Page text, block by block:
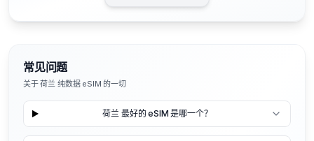
常见问题
关于 荷兰 纯数据 eSIM 的一切
荷兰 最好的 eSIM 是哪一个？